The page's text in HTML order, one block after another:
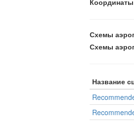
Схемы
Схемы
Название